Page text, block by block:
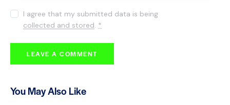
I agree that my submitted data is being
collected and stored. *
You May Also Like